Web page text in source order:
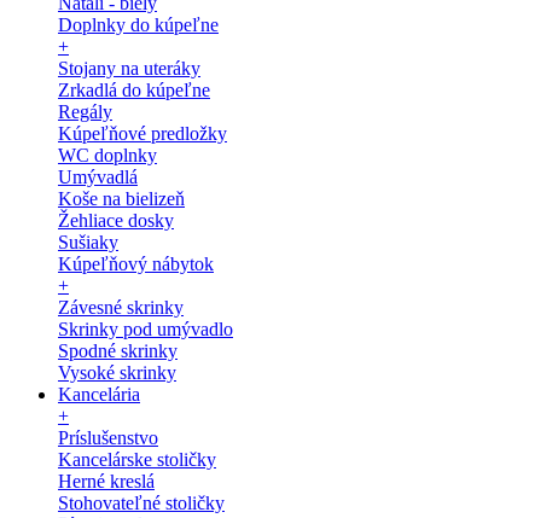
Doplnky do kúpeľne
+
Stojany na uteráky
Zrkadlá do kúpeľne
Regály
Kúpeľňové predložky
WC doplnky
Umývadlá
Koše na bielizeň
Žehliace dosky
Sušiaky
Kúpeľňový nábytok
+
Závesné skrinky
Skrinky pod umývadlo
Spodné skrinky
Vysoké skrinky
Kancelária
+
Príslušenstvo
Kancelárske stoličky
Herné kreslá
Stohovateľné stoličky